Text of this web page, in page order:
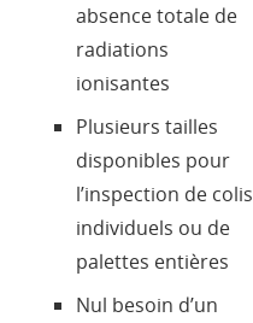
absence totale de
radiations
ionisantes
Plusieurs tailles
disponibles pour
l’inspection de colis
individuels ou de
palettes entières
Nul besoin d’un